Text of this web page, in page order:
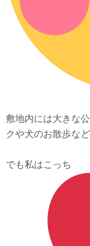
敷地内には大きな
クや犬のお散歩な
でも私はこっち